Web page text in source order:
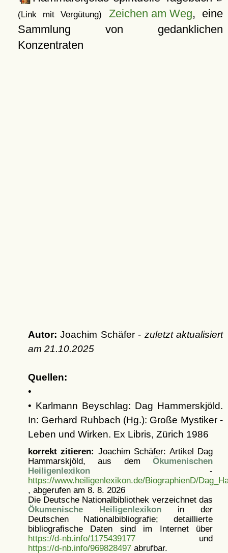
(Link mit Vergütung) Zeichen am Weg, eine
Sammlung von gedanklichen
Konzentraten
Autor: Joachim Schäfer - zuletzt aktualisiert
am 21.10.2025
Quellen:
•
• Karlmann Beyschlag: Dag Hammerskjöld.
In: Gerhard Ruhbach (Hg.): Große Mystiker -
Leben und Wirken. Ex Libris, Zürich 1986
korrekt zitieren: Joachim Schäfer: Artikel Dag
Hammarskjöld, aus dem Ökumenischen
Heiligenlexikon-
https://www.heiligenlexikon.de/BiographienD/
, abgerufen am 8. 8. 2026
Die Deutsche Nationalbibliothek verzeichnet das
Ökumenische Heiligenlexikonin der
Deutschen Nationalbibliografie; detaillierte
bibliografische Daten sind im Internet über
https://d-nb.info/1175439177und
https://d-nb.info/969828497abrufbar.